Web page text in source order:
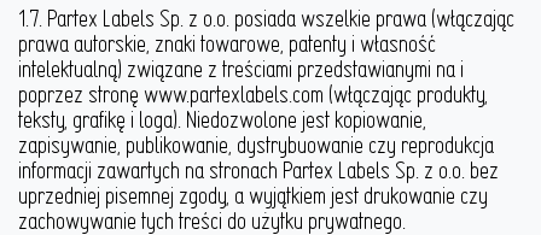
1.7. Partex Labels Sp. z o.o. posiada wszelkie prawa (włączając
prawa autorskie, znaki towarowe, patenty i własność
intelektualną) związane z treściami przedstawianymi na i
poprzez stronę www.partexlabels.com (włączając produkty,
teksty, grafikę i loga). Niedozwolone jest kopiowanie,
zapisywanie, publikowanie, dystrybuowanie czy reprodukcja
informacji zawartych na stronach Partex Labels Sp. z o.o. bez
uprzedniej pisemnej zgody, a wyjątkiem jest drukowanie czy
zachowywanie tych treści do użytku prywatnego.